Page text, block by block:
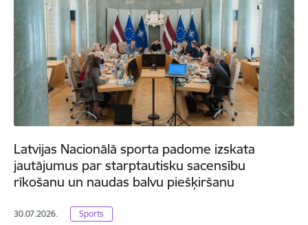
Latvijas Nacionālā sporta padome izskata
jautājumus par starptautisku sacensību
rīkošanu un naudas balvu piešķiršanu
30.07.2026. Sports